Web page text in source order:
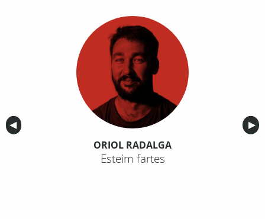
Anterior
◀︎ ▶︎
ORIOL RADALGA
Esteim fartes